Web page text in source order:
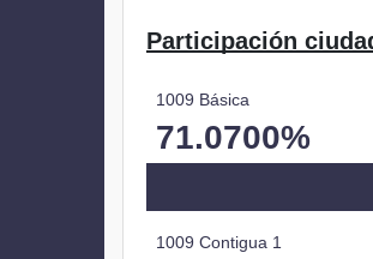
Participación
1009 Básica
71.0700%
1009 Contigua 1